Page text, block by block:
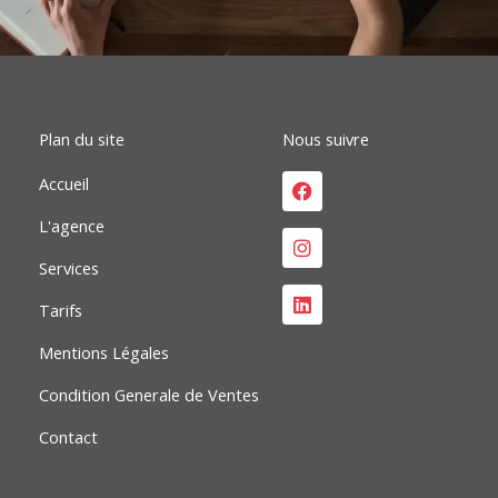
o
d
i
a
g
r
Plan du site
Accueil
L'agence
Services
Tarifs
Mentions Légales
Condition Generale de Ventes
Contact
Nous suivre
Facebook
Instagram
Linkedin